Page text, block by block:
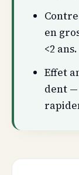
en
<2 ans.
Effet
dent